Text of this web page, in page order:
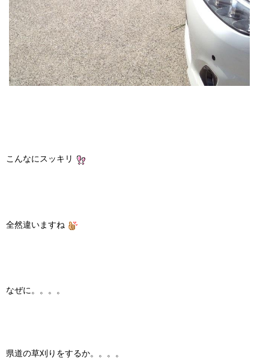
こんなにスッキリ
全然違いますね
なぜに。。。。
県道の草刈りをするか。。。。